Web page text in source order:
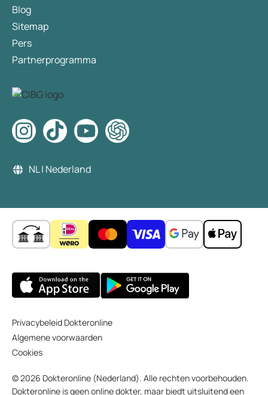
Blog
Sitemap
Pers
Partnerprogramma
NL | Nederland
Privacybeleid Dokteronline
Algemene voorwaarden
Cookies
© 2026 Dokteronline (Nederland). Alle rechten voorbehouden.
Dokteronline is geen online dokter, maar biedt uitsluitend een